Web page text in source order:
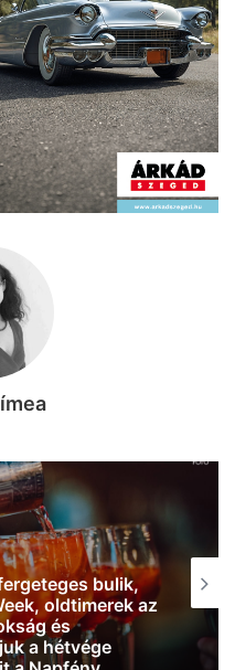
még nem látott